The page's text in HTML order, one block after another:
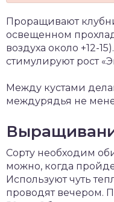
Проращивают
освещенном
воздуха около +12-
стимулируют рост
Между кустами
междурядья не
Сорту необходим
можно, когда
Используют чуть
проводят вечером.